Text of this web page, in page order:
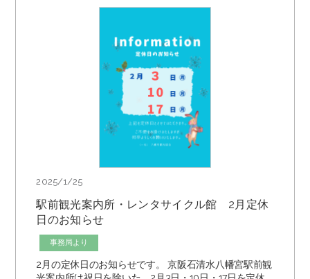
2025/1/25
駅前観光案内所・レンタサイクル館 2月定休
日のお知らせ
事務局より
2月の定休日のお知らせです。 京阪石清水八幡宮駅前観